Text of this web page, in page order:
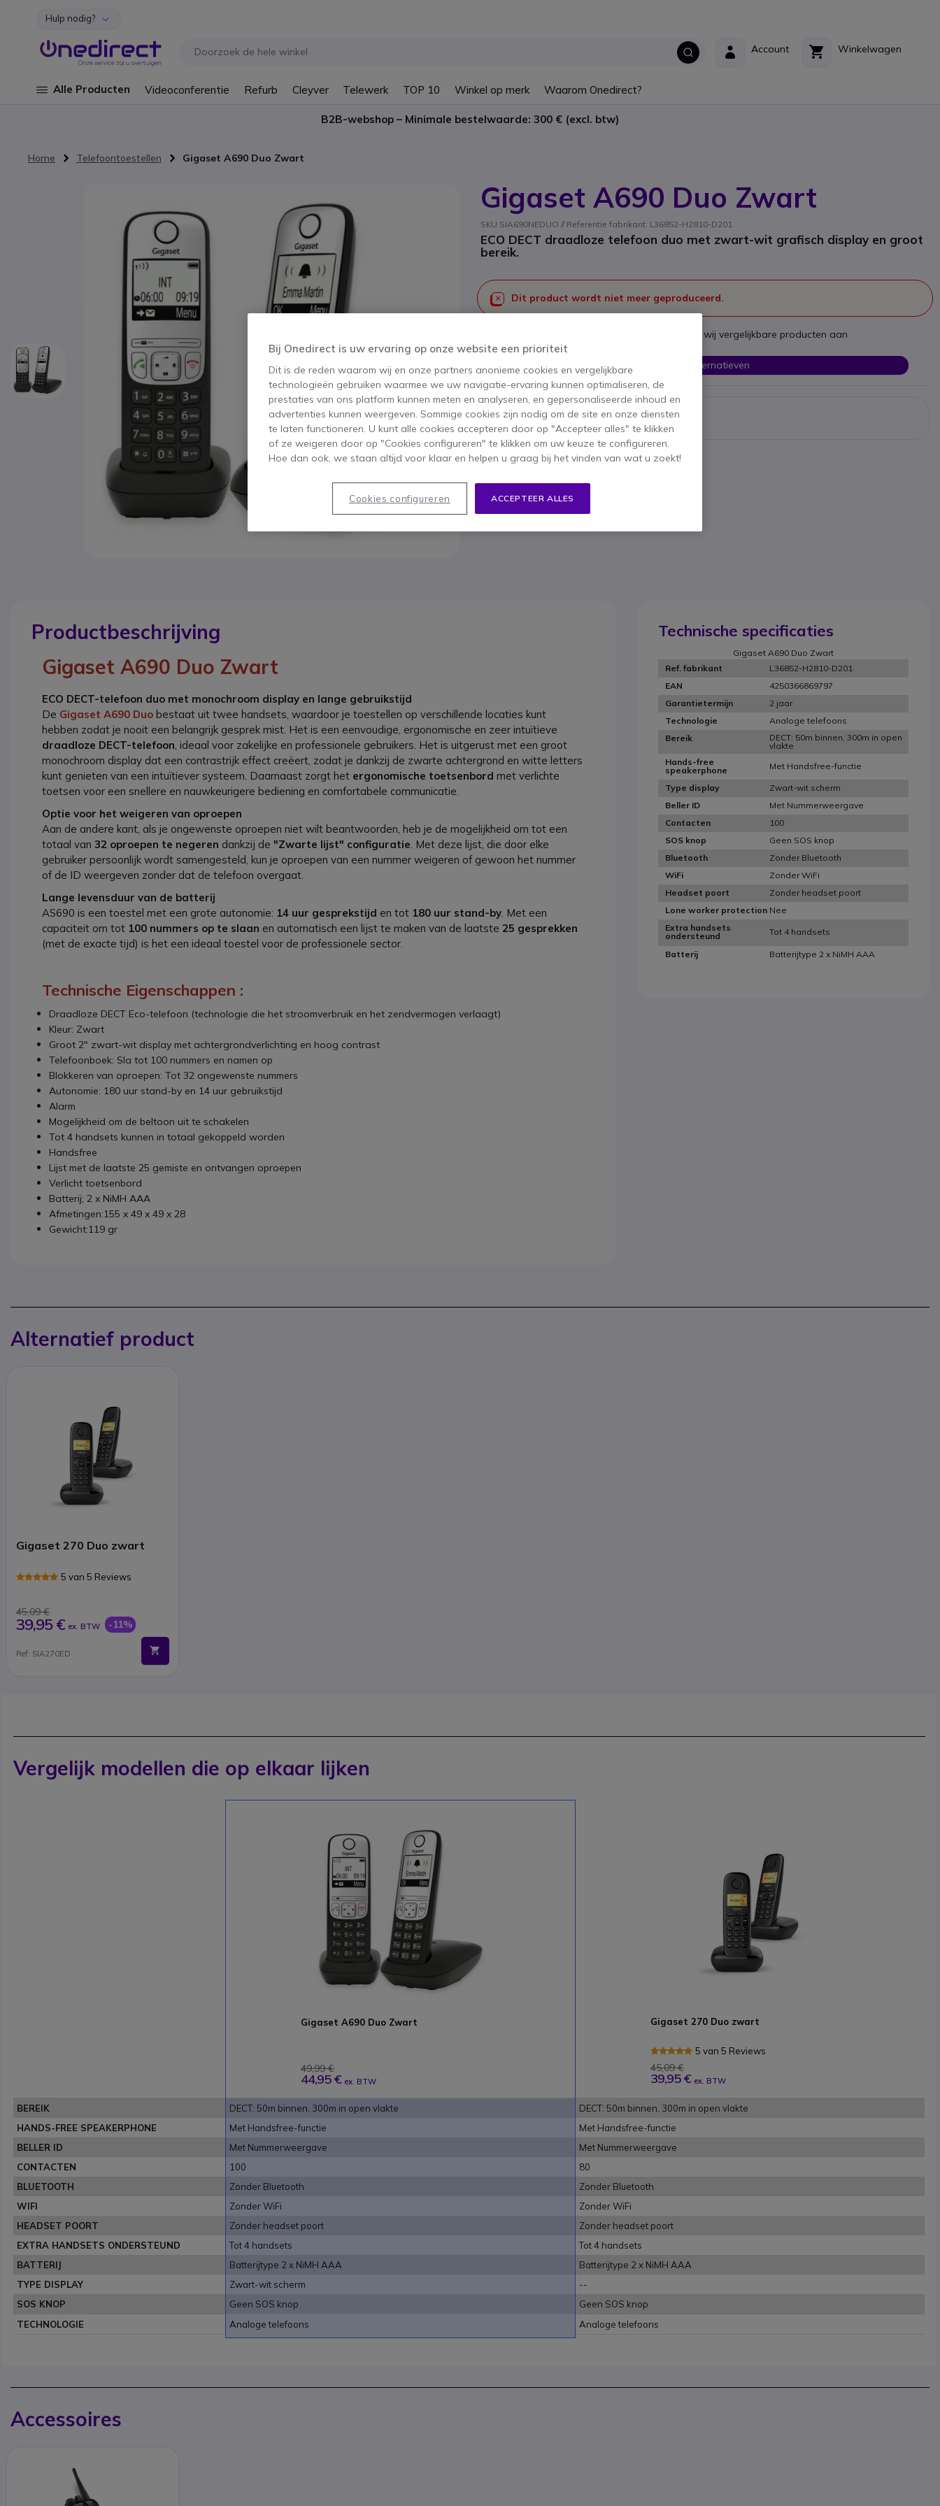
Ga naar de inhoud
Hulp nodig?
Winkelwagen
Account
Alle Producten Videoconferentie Refurb Cleyver Telewerk TOP 10 Winkel op merk Waarom Onedirect?
B2B-webshop – Minimale bestelwaarde: 300 € (excl. btw)
Home Telefoontoestellen Gigaset A690 Duo Zwart
Gigaset A690 Duo Zwart
SKU SIA690NEDUO // Referentie fabrikant: L36852-H2810-D201
ECO DECT draadloze telefoon duo met zwart-wit grafisch display en groot
bereik.
Dit product wordt niet meer geproduceerd.
Om u van dienst te zijn bieden wij vergelijkbare producten aan
Bekijk alternatieven
Productbeschrijving
Gigaset A690 Duo Zwart
ECO DECT-telefoon duo met monochroom display en lange gebruikstijd
De Gigaset A690 Duo bestaat uit twee handsets, waardoor je toestellen op verschillende locaties kunt
hebben zodat je nooit een belangrijk gesprek mist. Het is een eenvoudige, ergonomische en zeer intuïtieve
draadloze DECT-telefoon , ideaal voor zakelijke en professionele gebruikers. Het is uitgerust met een groot
monochroom display dat een contrastrijk effect creëert, zodat je dankzij de zwarte achtergrond en witte letters
kunt genieten van een intuïtiever systeem. Daarnaast zorgt het ergonomische toetsenbord met verlichte
toetsen voor een snellere en nauwkeurigere bediening en comfortabele communicatie.
Optie voor het weigeren van oproepen
Aan de andere kant, als je ongewenste oproepen niet wilt beantwoorden, heb je de mogelijkheid om tot een
totaal van 32 oproepen te negeren dankzij de "Zwarte lijst" configuratie . Met deze lijst, die door elke
gebruiker persoonlijk wordt samengesteld, kun je oproepen van een nummer weigeren of gewoon het nummer
of de ID weergeven zonder dat de telefoon overgaat.
Lange levensduur van de batterij
AS690 is een toestel met een grote autonomie: 14 uur gesprekstijd en tot 180 uur stand-by . Met een
capaciteit om tot 100 nummers op te slaan en automatisch een lijst te maken van de laatste 25 gesprekken
(met de exacte tijd) is het een ideaal toestel voor de professionele sector.
Technische Eigenschappen :
Draadloze DECT Eco-telefoon (technologie die het stroomverbruik en het zendvermogen verlaagt)
Kleur: Zwart
Groot 2" zwart-wit display met achtergrondverlichting en hoog contrast
Telefoonboek: Sla tot 100 nummers en namen op
Blokkeren van oproepen: Tot 32 ongewenste nummers
Autonomie: 180 uur stand-by en 14 uur gebruikstijd
Alarm
Mogelijkheid om de beltoon uit te schakelen
Tot 4 handsets kunnen in totaal gekoppeld worden
Handsfree
Lijst met de laatste 25 gemiste en ontvangen oproepen
Verlicht toetsenbord
Batterij; 2 x NiMH AAA
Afmetingen:155 x 49 x 49 x 28
Gewicht:119 gr
Technische specificaties
Gigaset A690 Duo Zwart
Ref. fabrikant
L36852-H2810-D201
EAN
4250366869797
Garantietermijn
2 jaar
Technologie
Analoge telefoons
Bereik
DECT: 50m binnen, 300m in open
vlakte
Hands-free
speakerphone
Met Handsfree-functie
Type display
Zwart-wit scherm
Beller ID
Met Nummerweergave
Contacten
100
SOS knop
Geen SOS knop
Bluetooth
Zonder Bluetooth
WiFi
Zonder WiFi
Headset poort
Zonder headset poort
Lone worker protection Nee
Extra handsets
ondersteund
Tot 4 handsets
Batterij Batterijtype 2 x NiMH AAA
Alternatief product
Gigaset 270 Duo zwart
5 van 5 Reviews
45,09 €
39,95 € ex. BTW -11%
Ref: SIA270ED
Vergelijk modellen die op elkaar lijken
Gigaset A690 Duo Zwart
49,99 €
44,95 € ex. BTW
Gigaset 270 Duo zwart
5 van 5 Reviews
45,09 €
39,95 € ex. BTW
BEREIK DECT: 50m binnen, 300m in open vlakte
DECT: 50m binnen, 300m in open vlakte
HANDS-FREE SPEAKERPHONE
Met Handsfree-functie
Met Handsfree-functie
BELLER ID
Met Nummerweergave
Met Nummerweergave
CONTACTEN
100
80
BLUETOOTH
Zonder Bluetooth
Zonder Bluetooth
WIFI
Zonder WiFi
Zonder WiFi
HEADSET POORT
Zonder headset poort
Zonder headset poort
EXTRA HANDSETS ONDERSTEUND
Tot 4 handsets
Tot 4 handsets
BATTERIJ
Batterijtype 2 x NiMH AAA
Batterijtype 2 x NiMH AAA
TYPE DISPLAY
Zwart-wit scherm
--
SOS KNOP
Geen SOS knop
Geen SOS knop
TECHNOLOGIE
Analoge telefoons Analoge telefoons
Accessoires
Bij Onedirect is uw ervaring op onze website een prioriteit
Dit is de reden waarom wij en onze partners anonieme cookies en vergelijkbare
technologieën gebruiken waarmee we uw navigatie-ervaring kunnen optimaliseren, de
prestaties van ons platform kunnen meten en analyseren, en gepersonaliseerde inhoud en
advertenties kunnen weergeven. Sommige cookies zijn nodig om de site en onze diensten
te laten functioneren. U kunt alle cookies accepteren door op "Accepteer alles" te klikken
of ze weigeren door op "Cookies configureren" te klikken om uw keuze te configureren.
Hoe dan ook, we staan altijd voor klaar en helpen u graag bij het vinden van wat u zoekt!
ACCEPTEER ALLES
Cookies configureren